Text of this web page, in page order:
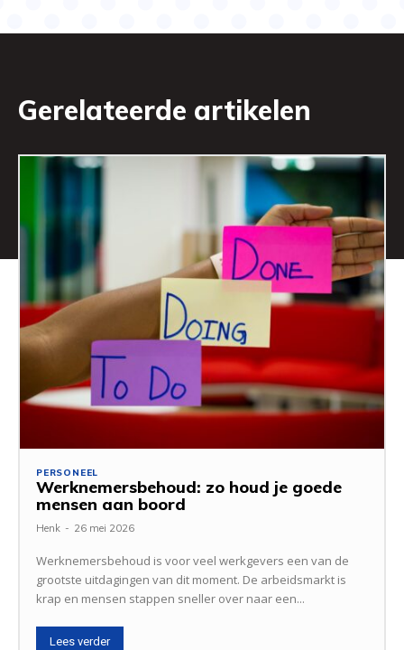
Gerelateerde artikelen
PERSONEEL
Werknemersbehoud: zo houd je goede
mensen aan boord
Henk - 26 mei 2026
Werknemersbehoud is voor veel werkgevers een van de
grootste uitdagingen van dit moment. De arbeidsmarkt is
krap en mensen stappen sneller over naar een...
Lees verder